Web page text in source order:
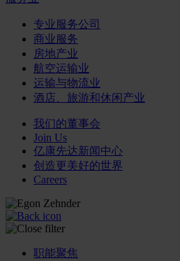
专业服务公司
商业服务
房地产业
航空运输业
运输与物流业
酒店、旅游和休闲产业
我们的董事会
Join Us
亿康先达新闻中心
创造更美好的世界
Careers
职能聚焦